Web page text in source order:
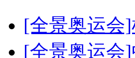
[全景奥运会
[全景奥运会